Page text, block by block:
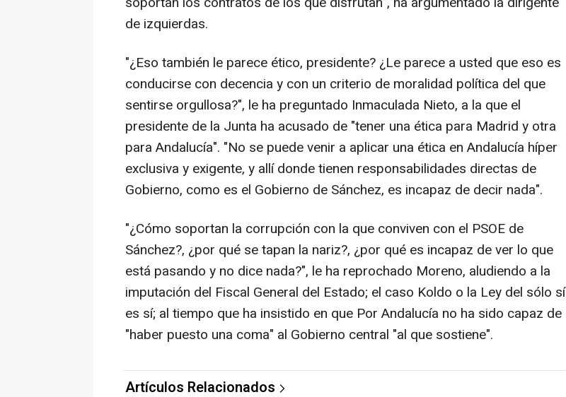
de izquierdas.
"¿Eso también le parece ético, presidente? ¿Le parece a usted que eso es
conducirse con decencia y con un criterio de moralidad política del que
sentirse orgullosa?", le ha preguntado Inmaculada Nieto, a la que el
presidente de la Junta ha acusado de "tener una ética para Madrid y otra
para Andalucía". "No se puede venir a aplicar una ética en Andalucía híper
exclusiva y exigente, y allí donde tienen responsabilidades directas de
Gobierno, como es el Gobierno de Sánchez, es incapaz de decir nada".
"¿Cómo soportan la corrupción con la que conviven con el PSOE de
Sánchez?, ¿por qué se tapan la nariz?, ¿por qué es incapaz de ver lo que
está pasando y no dice nada?", le ha reprochado Moreno, aludiendo a la
imputación del Fiscal General del Estado; el caso Koldo o la Ley del sólo sí
es sí; al tiempo que ha insistido en que Por Andalucía no ha sido capaz de
"haber puesto una coma" al Gobierno central "al que sostiene".
Artículos Relacionados